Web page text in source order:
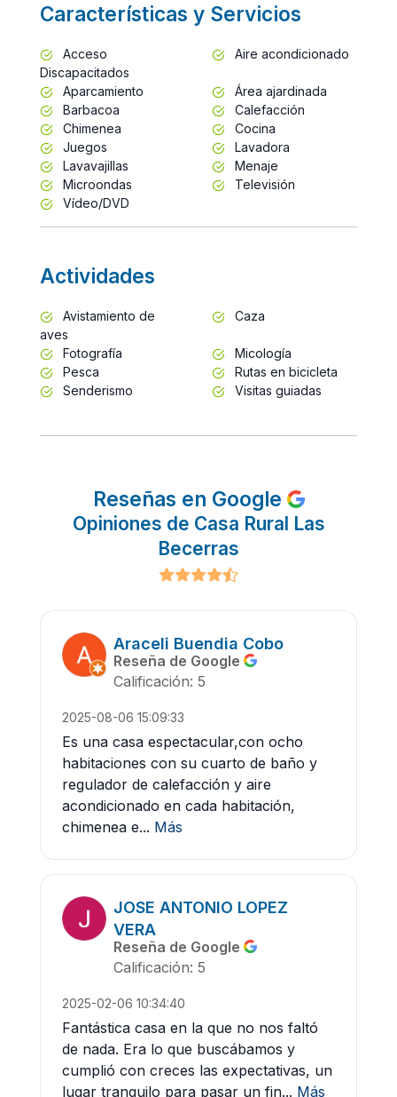
Características y Servicios
Acceso
Discapacitados
Aire acondicionado
Aparcamiento
Área ajardinada
Barbacoa
Calefacción
Chimenea
Cocina
Juegos
Lavadora
Lavavajillas
Menaje
Microondas
Televisión
Vídeo/DVD
Actividades
Avistamiento de
aves
Caza
Fotografía
Micología
Pesca
Rutas en bicicleta
Senderismo
Visitas guiadas
Reseñas en Google
Opiniones de Casa Rural Las
Becerras
Araceli Buendia Cobo
Reseña de Google
Calificación: 5
2025-08-06 15:09:33
Es una casa espectacular,con ocho
habitaciones con su cuarto de baño y
regulador de calefacción y aire
acondicionado en cada habitación,
chimenea e... Más
JOSE ANTONIO LOPEZ
VERA
Reseña de Google
Calificación: 5
2025-02-06 10:34:40
Fantástica casa en la que no nos faltó
de nada. Era lo que buscábamos y
cumplió con creces las expectativas, un
lugar tranquilo para pasar un fin... Más